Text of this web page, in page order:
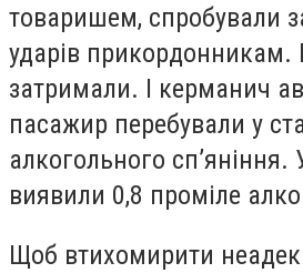
товаришем, спробували
ударів прикордонникам.
затримали. І керманич
пасажир перебували у
алкогольного сп’яніння.
виявили 0,8 проміле
Щоб втихомирити